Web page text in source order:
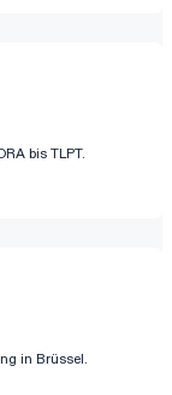
bis TLPT.
in Brüssel.